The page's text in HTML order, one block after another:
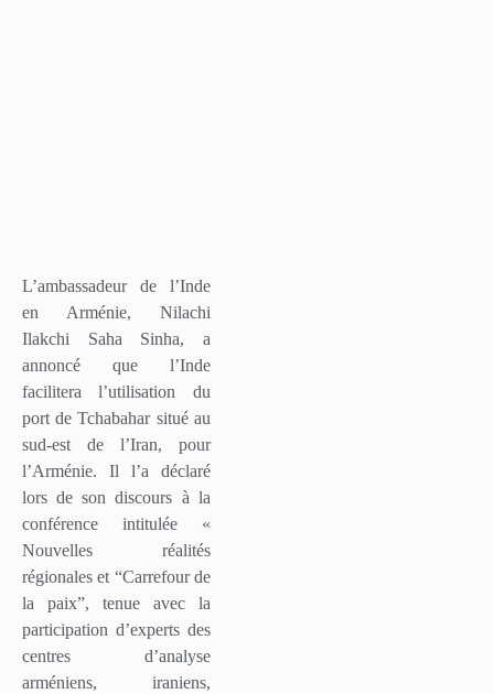
L’ambassadeur de l’Inde
en Arménie, Nilachi
Ilakchi Saha Sinha, a
annoncé que l’Inde
facilitera l’utilisation du
port de Tchabahar situé au
sud-est de l’Iran, pour
l’Arménie. Il l’a déclaré
lors de son discours à la
conférence intitulée «
Nouvelles réalités
régionales et “Carrefour de
la paix”, tenue avec la
participation d’experts des
centres d’analyse
arméniens, iraniens,